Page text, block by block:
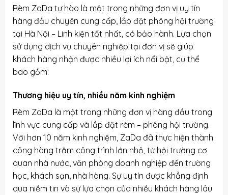
Rèm ZaDa tự hào là một trong những đơn vị uy tín
hàng đầu chuyên cung cấp, lắp đặt phông hội trường
tại Hà Nội – Linh kiện tốt nhất, có bảo hành. Lựa chọn
sử dụng dịch vụ chuyên nghiệp tại đơn vị sẽ giúp
khách hàng nhận được nhiều lợi ích nổi bật, cụ thể
bao gồm:
Thương hiệu uy tín, nhiều năm kinh nghiệm
Rèm ZaDa là một trong những đơn vị hàng đầu trong
lĩnh vực cung cấp và lắp đặt rèm – phông hội trường.
Với hơn 10 năm kinh nghiệm, ZaDa đã thực hiện thành
công hàng trăm công trình lớn nhỏ, từ hội trường cơ
quan nhà nước, văn phòng doanh nghiệp đến trường
học, khách sạn, nhà hàng. Sự uy tín được khẳng định
qua niềm tin và sự lựa chọn của nhiều khách hàng lâu